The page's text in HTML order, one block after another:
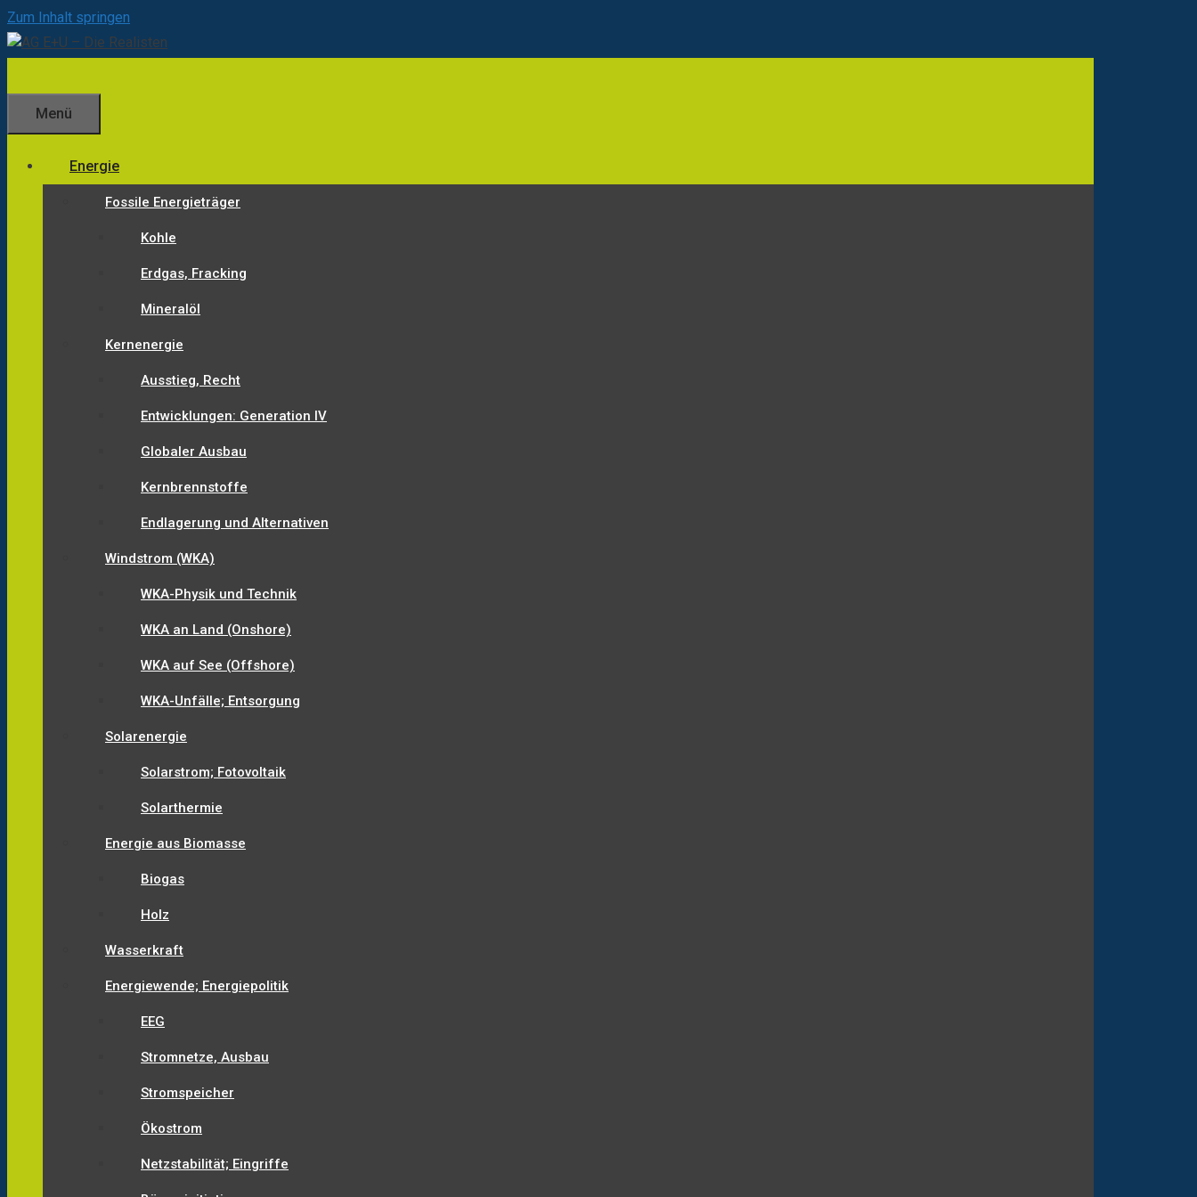
Zum Inhalt springen
Menü
Energie
Fossile Energieträger
Kohle
Erdgas, Fracking
Mineralöl
Kernenergie
Ausstieg, Recht
Entwicklungen: Generation IV
Globaler Ausbau
Kernbrennstoffe
Endlagerung und Alternativen
Windstrom (WKA)
WKA-Physik und Technik
WKA an Land (Onshore)
WKA auf See (Offshore)
WKA-Unfälle; Entsorgung
Solarenergie
Solarstrom; Fotovoltaik
Solarthermie
Energie aus Biomasse
Biogas
Holz
Wasserkraft
Energiewende; Energiepolitik
EEG
Stromnetze, Ausbau
Stromspeicher
Ökostrom
Netzstabilität; Eingriffe